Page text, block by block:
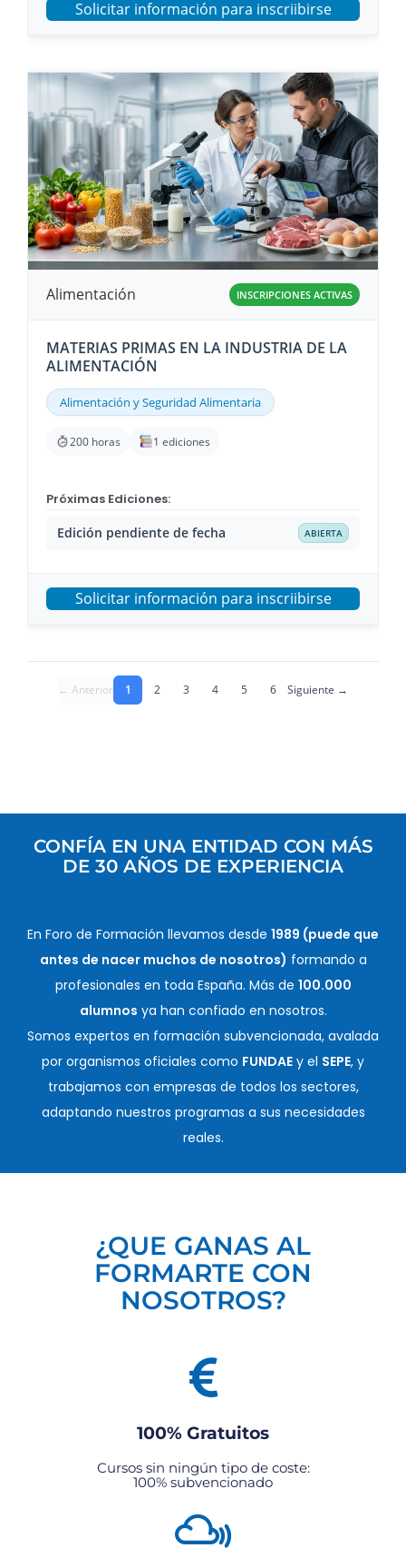
Solicitar información para inscriibirse
Alimentación INSCRIPCIONES ACTIVAS
MATERIAS PRIMAS EN LA INDUSTRIA DE LA
ALIMENTACIÓN
Alimentación y Seguridad Alimentaria
200 horas 1 ediciones
Próximas Ediciones:
Edición pendiente de fecha
ABIERTA
Solicitar información para inscriibirse
← Anterior 1 2 3 4 5 6 Siguiente →
CONFÍA EN UNA ENTIDAD CON MÁS
DE 30 AÑOS DE EXPERIENCIA
En Foro de Formación llevamos desde 1989 (puede que
antes de nacer muchos de nosotros) formando a
profesionales en toda España. Más de 100.000
alumnos ya han confiado en nosotros.
Somos expertos en formación subvencionada, avalada
por organismos oficiales como FUNDAE y el SEPE, y
trabajamos con empresas de todos los sectores,
adaptando nuestros programas a sus necesidades
reales.
¿QUE GANAS AL
FORMARTE CON
NOSOTROS?
100% Gratuitos
Cursos sin ningún tipo de coste:
100% subvencionado